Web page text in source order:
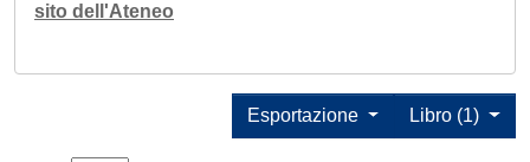
sito dell'Ateneo
Libro (1)
Esportazione